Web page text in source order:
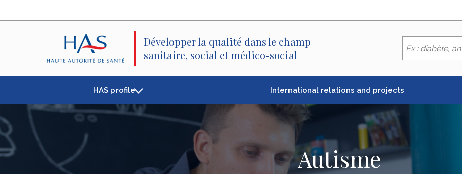
Développer la qualité dans le champ
sanitaire, social et médico-social
HAS profile International relations and projects
Autisme